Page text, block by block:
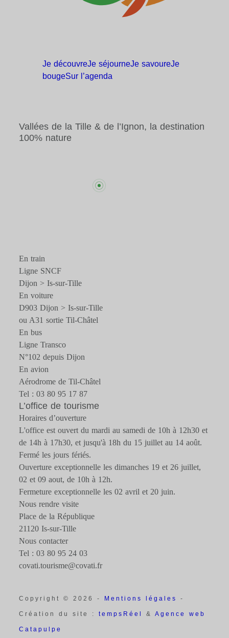
Je découvreJe séjourneJe savoureJe
bougeSur l’agenda
Vallées de la Tille & de l’Ignon, la destination
100% nature
En train
Ligne SNCF
Dijon > Is-sur-Tille
En voiture
D903 Dijon > Is-sur-Tille
ou A31 sortie Til-Châtel
En bus
Ligne Transco
N°102 depuis Dijon
En avion
Aérodrome de Til-Châtel
Tel : 03 80 95 17 87
L’office de tourisme
Horaires d’ouverture
L'office est ouvert du mardi au samedi de 10h à 12h30 et
de 14h à 17h30, et jusqu'à 18h du 15 juillet au 14 août.
Fermé les jours fériés.
Ouverture exceptionnelle les dimanches 19 et 26 juillet,
02 et 09 aout, de 10h à 12h.
Fermeture exceptionnelle les 02 avril et 20 juin.
Nous rendre visite
Place de la République
21120 Is-sur-Tille
Nous contacter
Tel : 03 80 95 24 03
covati.tourisme@covati.fr
Copyright © 2026 - Mentions légales -
Création du site :tempsRéel&Agence web
Catapulpe